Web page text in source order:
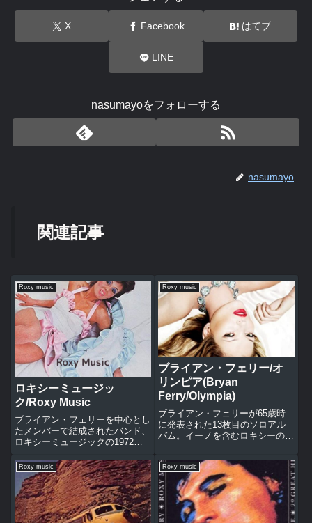
X Facebook はてブ
LINE
nasumayoをフォローする
nasumayo
関連記事
Roxy music
ロキシーミュージッ
ク/Roxy Music
ブライアン・フェリーを中心とし
たメンバーで結成されたバンド、
ロキシーミュージックの1972年
ンセプトは50年代の『ロックン
ロール』と90年代の『未来』の
融合。リ-メイク/リ-モデル レデ
ィトロンイフ・ゼア・イズ...
Roxy music
ブライアン・フェリー/オ
リンピア(Bryan
Ferry/Olympia)
ブライアン・フェリーが65歳時
に発表された13枚目のソロアル
バム。イーノを含むロキシーの初
作。ユー・キャン・ダンスアルフ
ァヴィルハートエイク・バイ・ナ
ンバーズミー・オー・マイシェイ
ム...
Roxy music Roxy music